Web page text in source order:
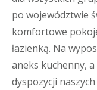
po województwie
komfortowe
łazienką. Na
aneks kuchenny,
dyspozycji